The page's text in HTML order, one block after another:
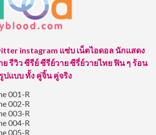
instagram แซ่บ เน็ตไอดอล นักแสดง
รีวิว ซีรีย์ ซีรีย์วาย ซีรี่ย์วายไทย ฟิน ๆ ร้อน
ปแบบ ทั้ง คู่จิ้น คู่จริง